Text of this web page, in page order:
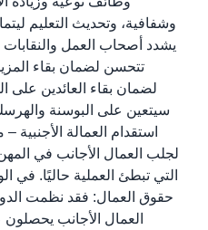
وشفافية، وتحديث التعليم
يشدد أصحاب العمل
تتحسن لضمان بقاء
لضمان بقاء العائدين على
سيتعين على البوسنة
استقدام العمالة
لجلب العمال الأجانب في المهن
التي تبطئ العملية حاليًا.
حقوق العمال: فقد نظمت
العمال الأجانب